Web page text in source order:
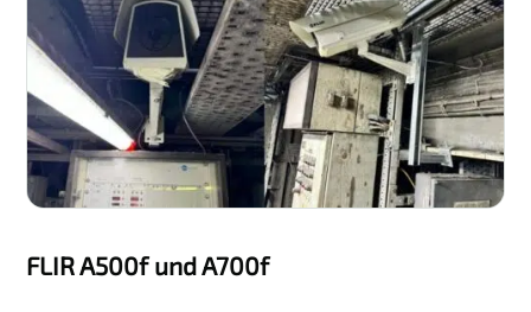
FLIR A500f und A700f